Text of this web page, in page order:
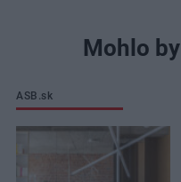
Mohlo
ASB.sk